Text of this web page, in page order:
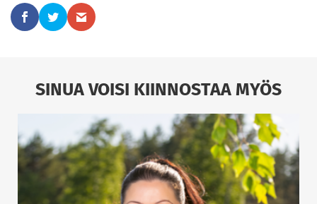
SINUA VOISI KIINNOSTAA MYÖS